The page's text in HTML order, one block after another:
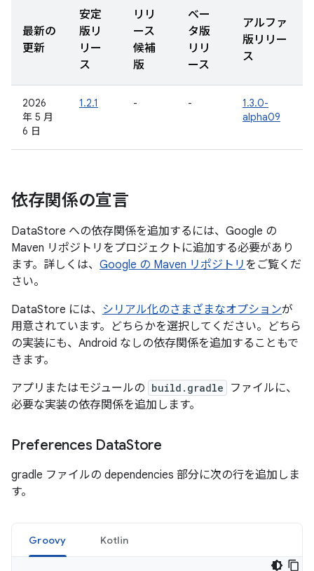
最新の
更新
安定
版リ
リー
ス
リリ
ース
候補
版
ベー
タ版
リリ
ース
アルファ
版リリー
ス
2026
年 5 月
6 日
1.2.1 - -
1.3.0-
alpha09
依存関係の宣言
DataStore への依存関係を追加するには、Google の
Maven リポジトリをプロジェクトに追加する必要があり
ます。詳しくは、 Google の Maven リポジトリ をご覧くだ
さい。
DataStore には、 シリアル化のさまざまなオプションが
用意されています。どちらかを選択してください。どちら
の実装にも、Android なしの依存関係を追加することもで
きます。
アプリまたはモジュールの build.gradle
ファイルに、
必要な実装の依存関係を追加します。
Preferences DataStore
gradle ファイルの dependencies 部分に次の行を追加しま
す。
Groovy Kotlin